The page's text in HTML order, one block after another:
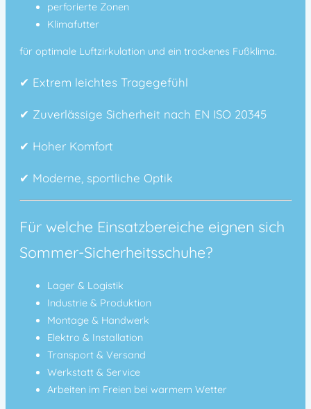
perforierte Zonen
Klimafutter
für optimale Luftzirkulation und ein trockenes Fußklima.
✔ Extrem leichtes Tragegefühl
✔ Zuverlässige Sicherheit nach EN ISO 20345
✔ Hoher Komfort
✔ Moderne, sportliche Optik
Für welche Einsatzbereiche eignen sich
Sommer-Sicherheitsschuhe?
Lager & Logistik
Industrie & Produktion
Montage & Handwerk
Elektro & Installation
Transport & Versand
Werkstatt & Service
Arbeiten im Freien bei warmem Wetter